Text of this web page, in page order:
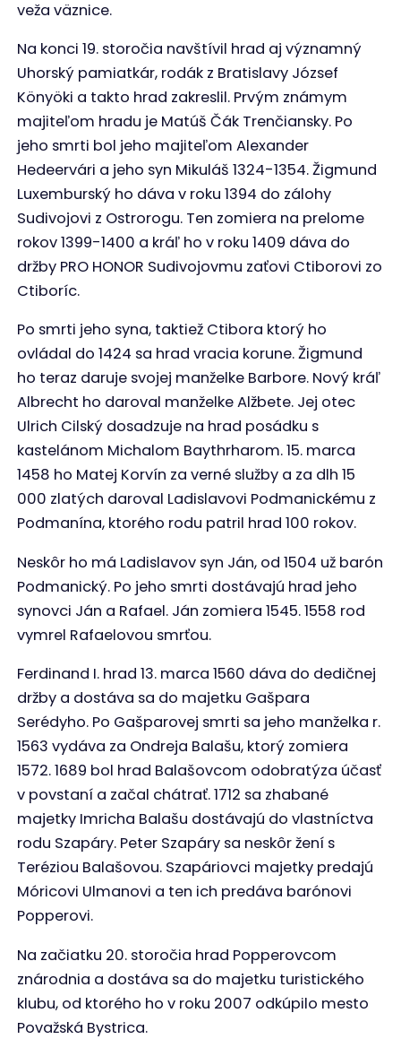
veža väznice.
Na konci 19. storočia navštívil hrad aj významný
Uhorský pamiatkár, rodák z Bratislavy József
Könyöki a takto hrad zakreslil. Prvým známym
majiteľom hradu je Matúš Čák Trenčiansky. Po
jeho smrti bol jeho majiteľom Alexander
Hedeervári a jeho syn Mikuláš 1324-1354. Žigmund
Luxemburský ho dáva v roku 1394 do zálohy
Sudivojovi z Ostrorogu. Ten zomiera na prelome
rokov 1399-1400 a kráľ ho v roku 1409 dáva do
držby PRO HONOR Sudivojovmu zaťovi Ctiborovi zo
Ctiboríc.
Po smrti jeho syna, taktiež Ctibora ktorý ho
ovládal do 1424 sa hrad vracia korune. Žigmund
ho teraz daruje svojej manželke Barbore. Nový kráľ
Albrecht ho daroval manželke Alžbete. Jej otec
Ulrich Cilský dosadzuje na hrad posádku s
kastelánom Michalom Baythrharom. 15. marca
1458 ho Matej Korvín za verné služby a za dlh 15
000 zlatých daroval Ladislavovi Podmanickému z
Podmanína, ktorého rodu patril hrad 100 rokov.
Neskôr ho má Ladislavov syn Ján, od 1504 už barón
Podmanický. Po jeho smrti dostávajú hrad jeho
synovci Ján a Rafael. Ján zomiera 1545. 1558 rod
vymrel Rafaelovou smrťou.
Ferdinand I. hrad 13. marca 1560 dáva do dedičnej
držby a dostáva sa do majetku Gašpara
Serédyho. Po Gašparovej smrti sa jeho manželka r.
1563 vydáva za Ondreja Balašu, ktorý zomiera
1572. 1689 bol hrad Balašovcom odobratýza účasť
v povstaní a začal chátrať. 1712 sa zhabané
majetky Imricha Balašu dostávajú do vlastníctva
rodu Szapáry. Peter Szapáry sa neskôr žení s
Teréziou Balašovou. Szapáriovci majetky predajú
Móricovi Ulmanovi a ten ich predáva barónovi
Popperovi.
Na začiatku 20. storočia hrad Popperovcom
znárodnia a dostáva sa do majetku turistického
klubu, od ktorého ho v roku 2007 odkúpilo mesto
Považská Bystrica.